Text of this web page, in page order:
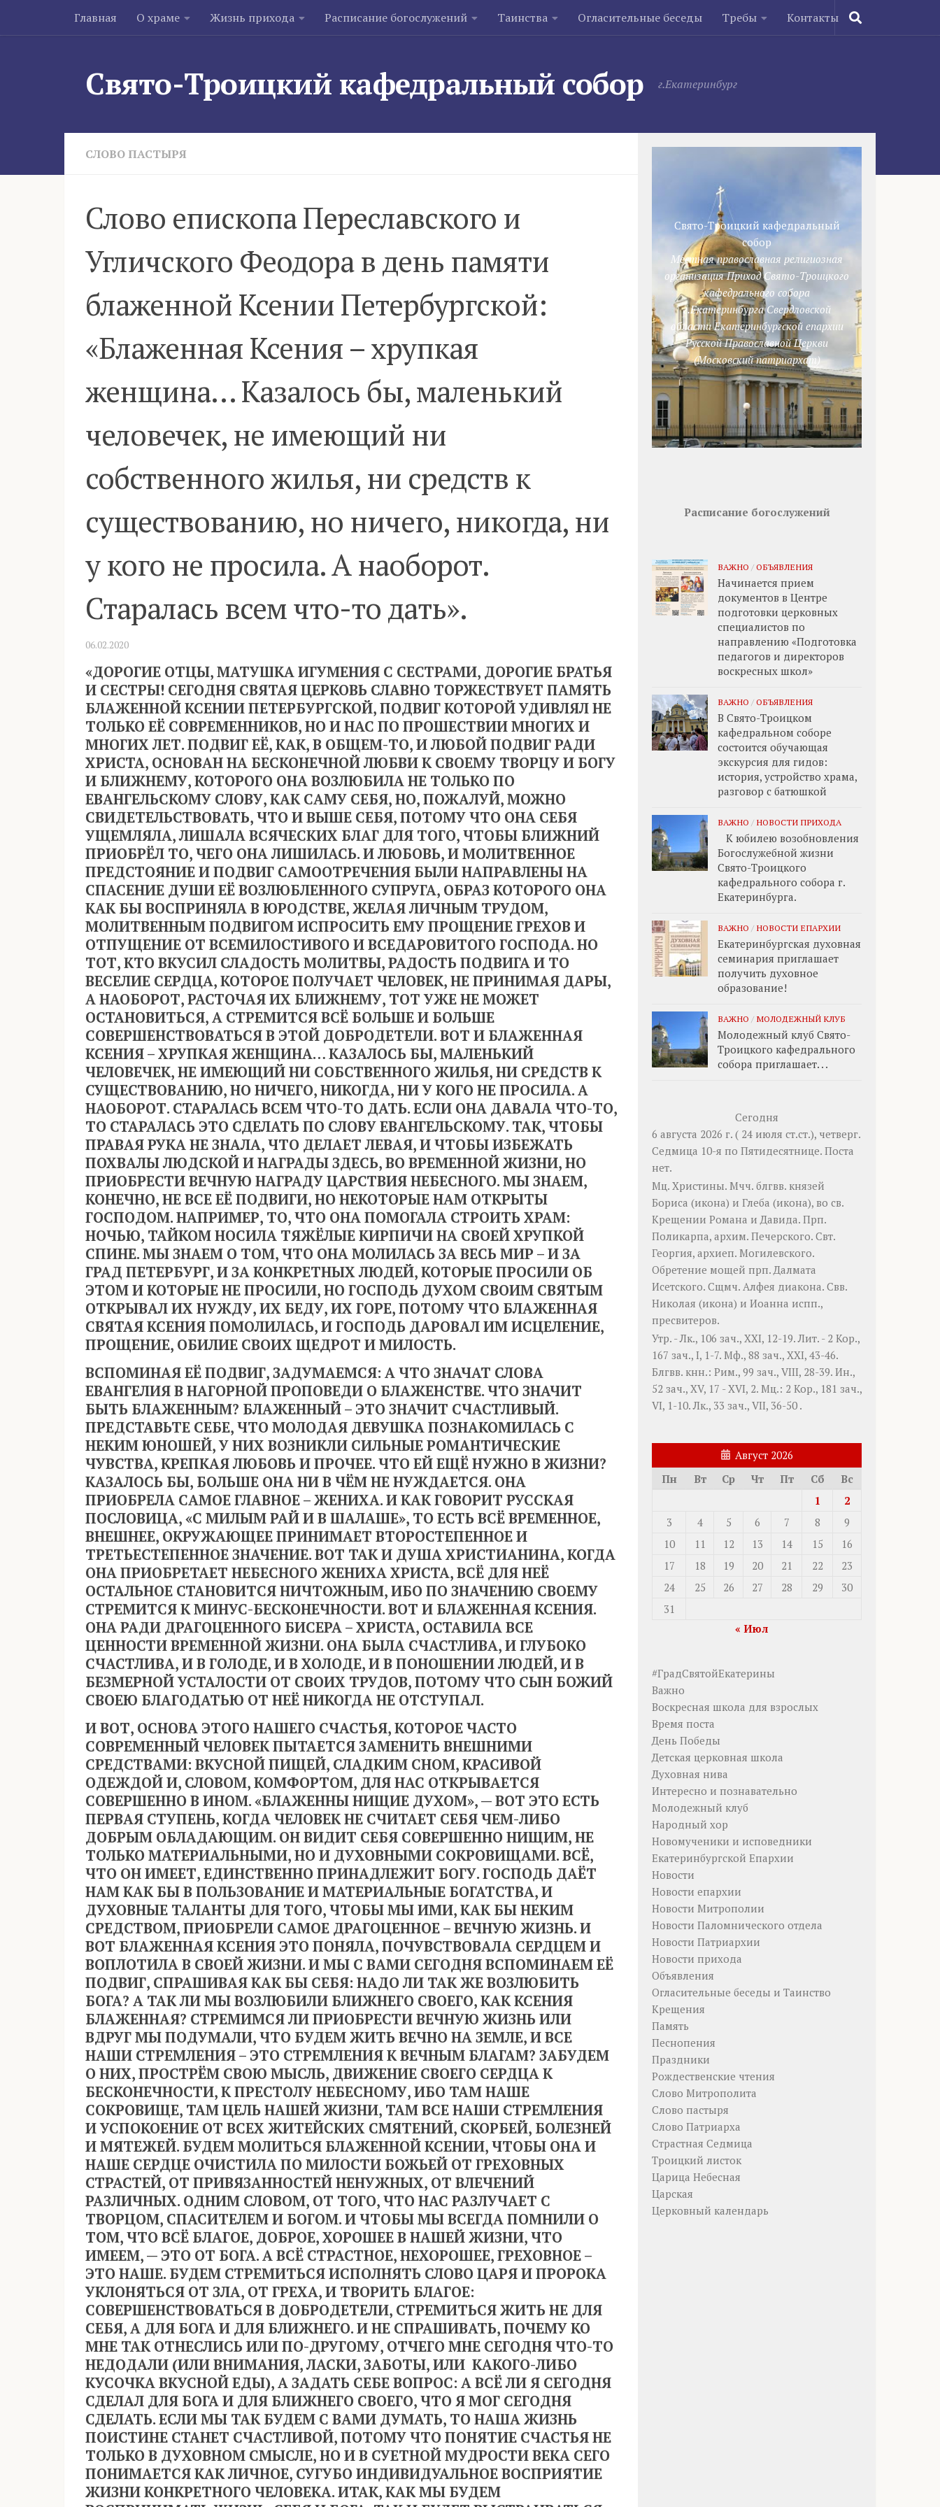
Skip to content
Главная О храме Жизнь прихода Расписание богослужений Таинства Огласительные беседы Требы Контакты
Свято-Троицкий кафедральный собор г.Екатеринбург
СЛОВО ПАСТЫРЯ
Слово епископа Переславского и
Угличского Феодора в день памяти
блаженной Ксении Петербургской:
«Блаженная Ксения – хрупкая
женщина… Казалось бы, маленький
человечек, не имеющий ни
собственного жилья, ни средств к
существованию, но ничего, никогда, ни
у кого не просила. А наоборот.
Старалась всем что-то дать».
06.02.2020
«ДОРОГИЕ ОТЦЫ, МАТУШКА ИГУМЕНИЯ С СЕСТРАМИ, ДОРОГИЕ БРАТЬЯ
И СЕСТРЫ! СЕГОДНЯ СВЯТАЯ ЦЕРКОВЬ СЛАВНО ТОРЖЕСТВУЕТ ПАМЯТЬ
БЛАЖЕННОЙ КСЕНИИ ПЕТЕРБУРГСКОЙ, ПОДВИГ КОТОРОЙ УДИВЛЯЛ НЕ
ТОЛЬКО ЕЁ СОВРЕМЕННИКОВ, НО И НАС ПО ПРОШЕСТВИИ МНОГИХ И
МНОГИХ ЛЕТ. ПОДВИГ ЕЁ, КАК, В ОБЩЕМ-ТО, И ЛЮБОЙ ПОДВИГ РАДИ
ХРИСТА, ОСНОВАН НА БЕСКОНЕЧНОЙ ЛЮБВИ К СВОЕМУ ТВОРЦУ И БОГУ
И БЛИЖНЕМУ, КОТОРОГО ОНА ВОЗЛЮБИЛА НЕ ТОЛЬКО ПО
ЕВАНГЕЛЬСКОМУ СЛОВУ, КАК САМУ СЕБЯ, НО, ПОЖАЛУЙ, МОЖНО
СВИДЕТЕЛЬСТВОВАТЬ, ЧТО И ВЫШЕ СЕБЯ, ПОТОМУ ЧТО ОНА СЕБЯ
УЩЕМЛЯЛА, ЛИШАЛА ВСЯЧЕСКИХ БЛАГ ДЛЯ ТОГО, ЧТОБЫ БЛИЖНИЙ
ПРИОБРЁЛ ТО, ЧЕГО ОНА ЛИШИЛАСЬ. И ЛЮБОВЬ, И МОЛИТВЕННОЕ
ПРЕДСТОЯНИЕ И ПОДВИГ САМООТРЕЧЕНИЯ БЫЛИ НАПРАВЛЕНЫ НА
СПАСЕНИЕ ДУШИ ЕЁ ВОЗЛЮБЛЕННОГО СУПРУГА, ОБРАЗ КОТОРОГО ОНА
КАК БЫ ВОСПРИНЯЛА В ЮРОДСТВЕ, ЖЕЛАЯ ЛИЧНЫМ ТРУДОМ,
МОЛИТВЕННЫМ ПОДВИГОМ ИСПРОСИТЬ ЕМУ ПРОЩЕНИЕ ГРЕХОВ И
ОТПУЩЕНИЕ ОТ ВСЕМИЛОСТИВОГО И ВСЕДАРОВИТОГО ГОСПОДА. НО
ТОТ, КТО ВКУСИЛ СЛАДОСТЬ МОЛИТВЫ, РАДОСТЬ ПОДВИГА И ТО
ВЕСЕЛИЕ СЕРДЦА, КОТОРОЕ ПОЛУЧАЕТ ЧЕЛОВЕК, НЕ ПРИНИМАЯ ДАРЫ,
А НАОБОРОТ, РАСТОЧАЯ ИХ БЛИЖНЕМУ, ТОТ УЖЕ НЕ МОЖЕТ
ОСТАНОВИТЬСЯ, А СТРЕМИТСЯ ВСЁ БОЛЬШЕ И БОЛЬШЕ
СОВЕРШЕНСТВОВАТЬСЯ В ЭТОЙ ДОБРОДЕТЕЛИ. ВОТ И БЛАЖЕННАЯ
КСЕНИЯ – ХРУПКАЯ ЖЕНЩИНА… КАЗАЛОСЬ БЫ, МАЛЕНЬКИЙ
ЧЕЛОВЕЧЕК, НЕ ИМЕЮЩИЙ НИ СОБСТВЕННОГО ЖИЛЬЯ, НИ СРЕДСТВ К
СУЩЕСТВОВАНИЮ, НО НИЧЕГО, НИКОГДА, НИ У КОГО НЕ ПРОСИЛА. А
НАОБОРОТ. СТАРАЛАСЬ ВСЕМ ЧТО-ТО ДАТЬ. ЕСЛИ ОНА ДАВАЛА ЧТО-ТО,
ТО СТАРАЛАСЬ ЭТО СДЕЛАТЬ ПО СЛОВУ ЕВАНГЕЛЬСКОМУ. ТАК, ЧТОБЫ
ПРАВАЯ РУКА НЕ ЗНАЛА, ЧТО ДЕЛАЕТ ЛЕВАЯ, И ЧТОБЫ ИЗБЕЖАТЬ
ПОХВАЛЫ ЛЮДСКОЙ И НАГРАДЫ ЗДЕСЬ, ВО ВРЕМЕННОЙ ЖИЗНИ, НО
ПРИОБРЕСТИ ВЕЧНУЮ НАГРАДУ ЦАРСТВИЯ НЕБЕСНОГО. МЫ ЗНАЕМ,
КОНЕЧНО, НЕ ВСЕ ЕЁ ПОДВИГИ, НО НЕКОТОРЫЕ НАМ ОТКРЫТЫ
ГОСПОДОМ. НАПРИМЕР, ТО, ЧТО ОНА ПОМОГАЛА СТРОИТЬ ХРАМ:
НОЧЬЮ, ТАЙКОМ НОСИЛА ТЯЖЁЛЫЕ КИРПИЧИ НА СВОЕЙ ХРУПКОЙ
СПИНЕ. МЫ ЗНАЕМ О ТОМ, ЧТО ОНА МОЛИЛАСЬ ЗА ВЕСЬ МИР – И ЗА
ГРАД ПЕТЕРБУРГ, И ЗА КОНКРЕТНЫХ ЛЮДЕЙ, КОТОРЫЕ ПРОСИЛИ ОБ
ЭТОМ И КОТОРЫЕ НЕ ПРОСИЛИ, НО ГОСПОДЬ ДУХОМ СВОИМ СВЯТЫМ
ОТКРЫВАЛ ИХ НУЖДУ, ИХ БЕДУ, ИХ ГОРЕ, ПОТОМУ ЧТО БЛАЖЕННАЯ
СВЯТАЯ КСЕНИЯ ПОМОЛИЛАСЬ, И ГОСПОДЬ ДАРОВАЛ ИМ ИСЦЕЛЕНИЕ,
ПРОЩЕНИЕ, ОБИЛИЕ СВОИХ ЩЕДРОТ И МИЛОСТЬ.
ВСПОМИНАЯ ЕЁ ПОДВИГ, ЗАДУМАЕМСЯ: А ЧТО ЗНАЧАТ СЛОВА
ЕВАНГЕЛИЯ В НАГОРНОЙ ПРОПОВЕДИ О БЛАЖЕНСТВЕ. ЧТО ЗНАЧИТ
БЫТЬ БЛАЖЕННЫМ? БЛАЖЕННЫЙ – ЭТО ЗНАЧИТ СЧАСТЛИВЫЙ.
ПРЕДСТАВЬТЕ СЕБЕ, ЧТО МОЛОДАЯ ДЕВУШКА ПОЗНАКОМИЛАСЬ С
НЕКИМ ЮНОШЕЙ, У НИХ ВОЗНИКЛИ СИЛЬНЫЕ РОМАНТИЧЕСКИЕ
ЧУВСТВА, КРЕПКАЯ ЛЮБОВЬ И ПРОЧЕЕ. ЧТО ЕЙ ЕЩЁ НУЖНО В ЖИЗНИ?
КАЗАЛОСЬ БЫ, БОЛЬШЕ ОНА НИ В ЧЁМ НЕ НУЖДАЕТСЯ. ОНА
ПРИОБРЕЛА САМОЕ ГЛАВНОЕ – ЖЕНИХА. И КАК ГОВОРИТ РУССКАЯ
ПОСЛОВИЦА, «С МИЛЫМ РАЙ И В ШАЛАШЕ», ТО ЕСТЬ ВСЁ ВРЕМЕННОЕ,
ВНЕШНЕЕ, ОКРУЖАЮЩЕЕ ПРИНИМАЕТ ВТОРОСТЕПЕННОЕ И
ТРЕТЬЕСТЕПЕННОЕ ЗНАЧЕНИЕ. ВОТ ТАК И ДУША ХРИСТИАНИНА, КОГДА
ОНА ПРИОБРЕТАЕТ НЕБЕСНОГО ЖЕНИХА ХРИСТА, ВСЁ ДЛЯ НЕЁ
ОСТАЛЬНОЕ СТАНОВИТСЯ НИЧТОЖНЫМ, ИБО ПО ЗНАЧЕНИЮ СВОЕМУ
СТРЕМИТСЯ К МИНУС-БЕСКОНЕЧНОСТИ. ВОТ И БЛАЖЕННАЯ КСЕНИЯ.
ОНА РАДИ ДРАГОЦЕННОГО БИСЕРА – ХРИСТА, ОСТАВИЛА ВСЕ
ЦЕННОСТИ ВРЕМЕННОЙ ЖИЗНИ. ОНА БЫЛА СЧАСТЛИВА, И ГЛУБОКО
СЧАСТЛИВА, И В ГОЛОДЕ, И В ХОЛОДЕ, И В ПОНОШЕНИИ ЛЮДЕЙ, И В
БЕЗМЕРНОЙ УСТАЛОСТИ ОТ СВОИХ ТРУДОВ, ПОТОМУ ЧТО СЫН БОЖИЙ
СВОЕЮ БЛАГОДАТЬЮ ОТ НЕЁ НИКОГДА НЕ ОТСТУПАЛ.
И ВОТ, ОСНОВА ЭТОГО НАШЕГО СЧАСТЬЯ, КОТОРОЕ ЧАСТО
СОВРЕМЕННЫЙ ЧЕЛОВЕК ПЫТАЕТСЯ ЗАМЕНИТЬ ВНЕШНИМИ
СРЕДСТВАМИ: ВКУСНОЙ ПИЩЕЙ, СЛАДКИМ СНОМ, КРАСИВОЙ
ОДЕЖДОЙ И, СЛОВОМ, КОМФОРТОМ, ДЛЯ НАС ОТКРЫВАЕТСЯ
СОВЕРШЕННО В ИНОМ. «БЛАЖЕННЫ НИЩИЕ ДУХОМ», — ВОТ ЭТО ЕСТЬ
ПЕРВАЯ СТУПЕНЬ, КОГДА ЧЕЛОВЕК НЕ СЧИТАЕТ СЕБЯ ЧЕМ-ЛИБО
ДОБРЫМ ОБЛАДАЮЩИМ. ОН ВИДИТ СЕБЯ СОВЕРШЕННО НИЩИМ, НЕ
ТОЛЬКО МАТЕРИАЛЬНЫМИ, НО И ДУХОВНЫМИ СОКРОВИЩАМИ. ВСЁ,
ЧТО ОН ИМЕЕТ, ЕДИНСТВЕННО ПРИНАДЛЕЖИТ БОГУ. ГОСПОДЬ ДАЁТ
НАМ КАК БЫ В ПОЛЬЗОВАНИЕ И МАТЕРИАЛЬНЫЕ БОГАТСТВА, И
ДУХОВНЫЕ ТАЛАНТЫ ДЛЯ ТОГО, ЧТОБЫ МЫ ИМИ, КАК БЫ НЕКИМ
СРЕДСТВОМ, ПРИОБРЕЛИ САМОЕ ДРАГОЦЕННОЕ – ВЕЧНУЮ ЖИЗНЬ. И
ВОТ БЛАЖЕННАЯ КСЕНИЯ ЭТО ПОНЯЛА, ПОЧУВСТВОВАЛА СЕРДЦЕМ И
ВОПЛОТИЛА В СВОЕЙ ЖИЗНИ. И МЫ С ВАМИ СЕГОДНЯ ВСПОМИНАЕМ ЕЁ
ПОДВИГ, СПРАШИВАЯ КАК БЫ СЕБЯ: НАДО ЛИ ТАК ЖЕ ВОЗЛЮБИТЬ
БОГА? А ТАК ЛИ МЫ ВОЗЛЮБИЛИ БЛИЖНЕГО СВОЕГО, КАК КСЕНИЯ
БЛАЖЕННАЯ? СТРЕМИМСЯ ЛИ ПРИОБРЕСТИ ВЕЧНУЮ ЖИЗНЬ ИЛИ
ВДРУГ МЫ ПОДУМАЛИ, ЧТО БУДЕМ ЖИТЬ ВЕЧНО НА ЗЕМЛЕ, И ВСЕ
НАШИ СТРЕМЛЕНИЯ – ЭТО СТРЕМЛЕНИЯ К ВЕЧНЫМ БЛАГАМ? ЗАБУДЕМ
О НИХ, ПРОСТРЁМ СВОЮ МЫСЛЬ, ДВИЖЕНИЕ СВОЕГО СЕРДЦА К
БЕСКОНЕЧНОСТИ, К ПРЕСТОЛУ НЕБЕСНОМУ, ИБО ТАМ НАШЕ
СОКРОВИЩЕ, ТАМ ЦЕЛЬ НАШЕЙ ЖИЗНИ, ТАМ ВСЕ НАШИ СТРЕМЛЕНИЯ
И УСПОКОЕНИЕ ОТ ВСЕХ ЖИТЕЙСКИХ СМЯТЕНИЙ, СКОРБЕЙ, БОЛЕЗНЕЙ
И МЯТЕЖЕЙ. БУДЕМ МОЛИТЬСЯ БЛАЖЕННОЙ КСЕНИИ, ЧТОБЫ ОНА И
НАШЕ СЕРДЦЕ ОЧИСТИЛА ПО МИЛОСТИ БОЖЬЕЙ ОТ ГРЕХОВНЫХ
СТРАСТЕЙ, ОТ ПРИВЯЗАННОСТЕЙ НЕНУЖНЫХ, ОТ ВЛЕЧЕНИЙ
РАЗЛИЧНЫХ. ОДНИМ СЛОВОМ, ОТ ТОГО, ЧТО НАС РАЗЛУЧАЕТ С
ТВОРЦОМ, СПАСИТЕЛЕМ И БОГОМ. И ЧТОБЫ МЫ ВСЕГДА ПОМНИЛИ О
ТОМ, ЧТО ВСЁ БЛАГОЕ, ДОБРОЕ, ХОРОШЕЕ В НАШЕЙ ЖИЗНИ, ЧТО
ИМЕЕМ, — ЭТО ОТ БОГА. А ВСЁ СТРАСТНОЕ, НЕХОРОШЕЕ, ГРЕХОВНОЕ –
ЭТО НАШЕ. БУДЕМ СТРЕМИТЬСЯ ИСПОЛНЯТЬ СЛОВО ЦАРЯ И ПРОРОКА
УКЛОНЯТЬСЯ ОТ ЗЛА, ОТ ГРЕХА, И ТВОРИТЬ БЛАГОЕ:
СОВЕРШЕНСТВОВАТЬСЯ В ДОБРОДЕТЕЛИ, СТРЕМИТЬСЯ ЖИТЬ НЕ ДЛЯ
СЕБЯ, А ДЛЯ БОГА И ДЛЯ БЛИЖНЕГО. И НЕ СПРАШИВАТЬ, ПОЧЕМУ КО
МНЕ ТАК ОТНЕСЛИСЬ ИЛИ ПО-ДРУГОМУ, ОТЧЕГО МНЕ СЕГОДНЯ ЧТО-ТО
НЕДОДАЛИ (ИЛИ ВНИМАНИЯ, ЛАСКИ, ЗАБОТЫ, ИЛИ КАКОГО-ЛИБО
КУСОЧКА ВКУСНОЙ ЕДЫ), А ЗАДАТЬ СЕБЕ ВОПРОС: А ВСЁ ЛИ Я СЕГОДНЯ
СДЕЛАЛ ДЛЯ БОГА И ДЛЯ БЛИЖНЕГО СВОЕГО, ЧТО Я МОГ СЕГОДНЯ
СДЕЛАТЬ. ЕСЛИ МЫ ТАК БУДЕМ С ВАМИ ДУМАТЬ, ТО НАША ЖИЗНЬ
ПОИСТИНЕ СТАНЕТ СЧАСТЛИВОЙ, ПОТОМУ ЧТО ПОНЯТИЕ СЧАСТЬЯ НЕ
ТОЛЬКО В ДУХОВНОМ СМЫСЛЕ, НО И В СУЕТНОЙ МУДРОСТИ ВЕКА СЕГО
ПОНИМАЕТСЯ КАК ЛИЧНОЕ, СУГУБО ИНДИВИДУАЛЬНОЕ ВОСПРИЯТИЕ
ЖИЗНИ КОНКРЕТНОГО ЧЕЛОВЕКА. ИТАК, КАК МЫ БУДЕМ
Свято-Троицкий кафедральный
собор
Местная православная религиозная
организация Приход Свято-Троицкого
кафедрального собора
г.Екатеринбурга Свердловской
области Екатеринбургской епархии
Русской Православной Церкви
(Московский патриархат)
Расписание богослужений
ВАЖНО / ОБЪЯВЛЕНИЯ
Начинается прием
документов в Центре
подготовки церковных
специалистов по
направлению «Подготовка
педагогов и директоров
воскресных школ»
ВАЖНО / ОБЪЯВЛЕНИЯ
В Свято-Троицком
кафедральном соборе
состоится обучающая
экскурсия для гидов:
история, устройство храма,
разговор с батюшкой
ВАЖНО / НОВОСТИ ПРИХОДА
К юбилею возобновления
Богослужебной жизни
Свято-Троицкого
кафедрального собора г.
Екатеринбурга.
ВАЖНО / НОВОСТИ ЕПАРХИИ
Екатеринбургская духовная
семинария приглашает
получить духовное
образование!
ВАЖНО / МОЛОДЕЖНЫЙ КЛУБ
Молодежный клуб Свято-
Троицкого кафедрального
собора приглашает. . .
Сегодня
6 августа 2026 г. ( 24 июля ст.ст.), четверг.
Седмица 10-я по Пятидесятнице. Поста
нет.
Мц. Христины. Мчч. блгвв. князей
Бориса (икона) и Глеба (икона), во св.
Крещении Романа и Давида. Прп.
Поликарпа, архим. Печерского. Свт.
Георгия, архиеп. Могилевского.
Обретение мощей прп.Далмата
Исетского. Сщмч. Алфея диакона. Свв.
Николая (икона) и Иоанна испп.,
пресвитеров.
Утр. -Лк., 106 зач., XXI, 12-19.Лит. - 2 Кор.,
167 зач., I, 1-7. Мф., 88 зач., XXI, 43-46.
Блгвв. кнн.: Рим., 99 зач., VIII, 28-39. Ин.,
52 зач., XV, 17 - XVI, 2. Мц.: 2 Кор., 181 зач.,
VI, 1-10. Лк., 33 зач., VII, 36-50 .
Август 2026
Пн
Вт Ср Чт Пт Сб
Вс
1
2
3
4 5 6 7 8
9
10
11 12 13 14 15
16
17
18 19 20 21 22
23
24
25 26 27 28 29
30
31
« Июл
#ГрадСвятойЕкатерины
Важно
Воскресная школа для взрослых
Время поста
День Победы
Детская церковная школа
Духовная нива
Интересно и познавательно
Молодежный клуб
Народный хор
Новомученики и исповедники
Екатеринбургской Епархии
Новости
Новости епархии
Новости Митрополии
Новости Паломнического отдела
Новости Патриархии
Новости прихода
Объявления
Огласительные беседы и Таинство
Крещения
Память
Песнопения
Праздники
Рождественские чтения
Слово Митрополита
Слово пастыря
Слово Патриарха
Страстная Седмица
Троицкий листок
Царица Небесная
Царская
Церковный календарь